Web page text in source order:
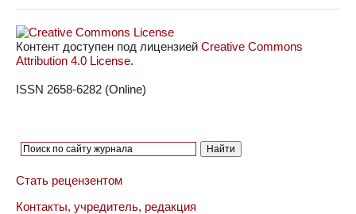
Контент доступен под лицензией Creative Commons
Attribution 4.0 License.
ISSN 2658-6282 (Online)
Стать рецензентом
Контакты, учредитель, редакция